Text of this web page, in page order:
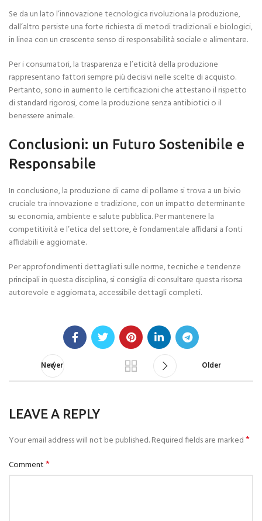
Se da un lato l’innovazione tecnologica rivoluziona la produzione,
dall’altro persiste una forte richiesta di metodi tradizionali e biologici,
in linea con un crescente senso di responsabilità sociale e alimentare.
Per i consumatori, la trasparenza e l’eticità della produzione
rappresentano fattori sempre più decisivi nelle scelte di acquisto.
Pertanto, sono in aumento le certificazioni che attestano il rispetto
di standard rigorosi, come la produzione senza antibiotici o il
benessere animale.
Conclusioni: un Futuro Sostenibile e
Responsabile
In conclusione, la produzione di carne di pollame si trova a un bivio
cruciale tra innovazione e tradizione, con un impatto determinante
su economia, ambiente e salute pubblica. Per mantenere la
competitività e l’etica del settore, è fondamentale affidarsi a fonti
affidabili e aggiornate.
Per approfondimenti dettagliati sulle norme, tecniche e tendenze
principali in questa disciplina, si consiglia di consultare questa risorsa
autorevole e aggiornata, accessibile dettagli completi.
Newer Older
LEAVE A REPLY
Your email address will not be published.Required fields are marked*
Comment*